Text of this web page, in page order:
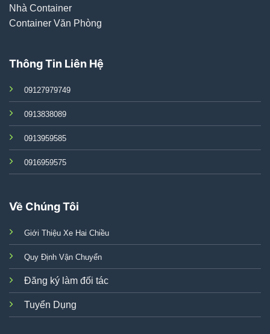
Nhà Container
Container Văn Phòng
Thông Tin Liên Hệ
09127979749
0913838089
0913959585
0916959575
Về Chúng Tôi
Giới Thiệu Xe Hai Chiều
Quy Định Vận Chuyển
Đăng ký làm đối tác
Tuyển Dụng